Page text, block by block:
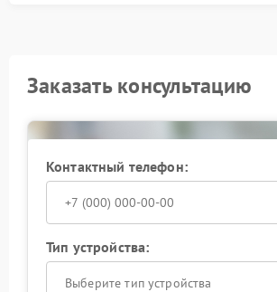
Заказать консультацию
Контактный телефон:
Тип устройства:
Выберите тип устройства